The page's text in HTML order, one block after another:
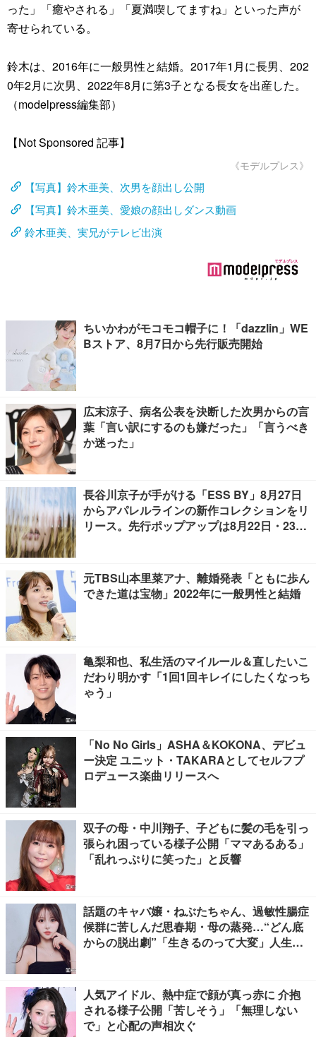
った」「癒やされる」「夏満喫してますね」といった声が
寄せられている。
鈴木は、2016年に一般男性と結婚。2017年1月に長男、202
0年2月に次男、2022年8月に第3子となる長女を出産した。
（modelpress編集部）
【Not Sponsored 記事】
《モデルプレス》
【写真】鈴木亜美、次男を顔出し公開
【写真】鈴木亜美、愛娘の顔出しダンス動画
鈴木亜美、実兄がテレビ出演
ちいかわがモコモコ帽子に！「dazzlin」WE
Bストア、8月7日から先行販売開始
広末涼子、病名公表を決断した次男からの言
葉「言い訳にするのも嫌だった」「言うべき
か迷った」
長谷川京子が手がける「ESS BY」8月27日
からアパレルラインの新作コレクションをリ
リース。先行ポップアップは8月22日・23日
元TBS山本里菜アナ、離婚発表「ともに歩ん
できた道は宝物」2022年に一般男性と結婚
亀梨和也、私生活のマイルール＆直したいこ
だわり明かす「1回1回キレイにしたくなっち
ゃう」
「No No Girls」ASHA＆KOKONA、デビュ
ー決定 ユニット・TAKARAとしてセルフプ
ロデュース楽曲リリースへ
双子の母・中川翔子、子どもに髪の毛を引っ
張られ困っている様子公開「ママあるある」
「乱れっぷりに笑った」と反響
話題のキャバ嬢・ねぶたちゃん、過敏性腸症
候群に苦しんだ思春期・母の蒸発…“どん底
からの脱出劇”「生きるのって大変」人生変
人気アイドル、熱中症で顔が真っ赤に 介抱
される様子公開「苦しそう」「無理しない
で」と心配の声相次ぐ